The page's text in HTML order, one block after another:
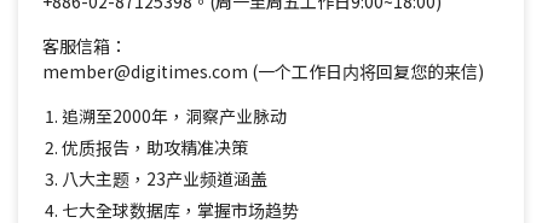
客服信箱：
member@digitimes.com (一个工作日内将回复您的来信)
追溯至2000年，洞察产业脉动
优质报告，助攻精准决策
八大主题，23产业频道涵盖
七大全球数据库，掌握市场趋势